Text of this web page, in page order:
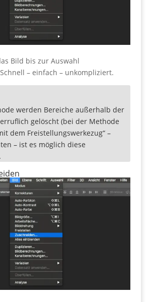
Bild bis zur Auswahl
– einfach – unkompliziert.
werden Bereiche außerhalb der
gelöscht (bei der Methode
dem Freistellungswerkezug“ –
– ist es möglich diese